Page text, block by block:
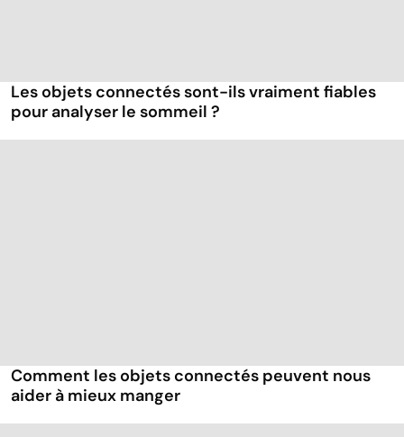
Les objets connectés sont-ils vraiment fiables
pour analyser le sommeil ?
Comment les objets connectés peuvent nous
aider à mieux manger